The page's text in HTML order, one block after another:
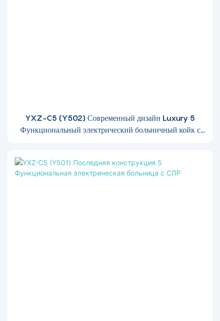
YXZ-C5 (Y502) Современный дизайн Luxury 5
Функциональный электрический больничный койк с